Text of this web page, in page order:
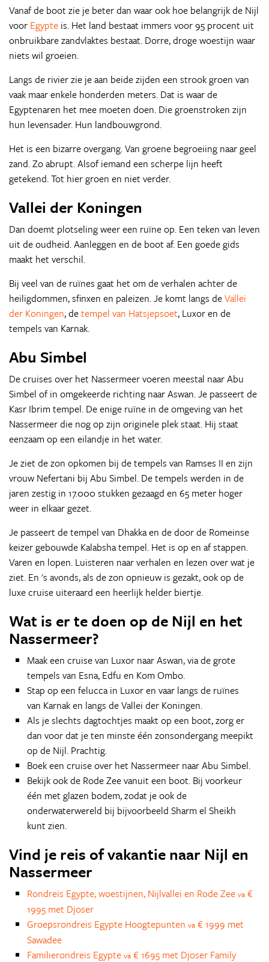
Vanaf de boot zie je beter dan waar ook hoe belangrijk de Nijl
voor Egypte is. Het land bestaat immers voor 95 procent uit
onbruikbare zandvlaktes bestaat. Dorre, droge woestijn waar
niets wil groeien.
Langs de rivier zie je aan beide zijden een strook groen van
vaak maar enkele honderden meters. Dat is waar de
Egyptenaren het mee moeten doen. Die groenstroken zijn
hun levensader. Hun landbouwgrond.
Het is een bizarre overgang. Van groene begroeiing naar geel
zand. Zo abrupt. Alsof iemand een scherpe lijn heeft
getekend. Tot hier groen en niet verder.
Vallei der Koningen
Dan doemt plotseling weer een ruïne op. Een teken van leven
uit de oudheid. Aanleggen en de boot af. Een goede gids
maakt het verschil.
Bij veel van de ruïnes gaat het om de verhalen achter de
heiligdommen, sfinxen en paleizen. Je komt langs deVallei
der Koningen, detempel van Hatsjepsoet, Luxor en de
tempels van Karnak.
Abu Simbel
De cruises over het Nassermeer voeren meestal naar Abu
Simbel of in omgekeerde richting naar Aswan. Je passeert de
Kasr Ibrim tempel. De enige ruïne in de omgeving van het
Nassermeer die nog op zijn originele plek staat. Hij staat
eenzaam op een eilandje in het water.
Je ziet de zon opkomen bij de tempels van Ramses II en zijn
vrouw Nefertani bij Abu Simbel. De tempels werden in de
jaren zestig in 17.000 stukken gezaagd en 65 meter hoger
weer in elkaar gezet.
Je passeert de tempel van Dhakka en de door de Romeinse
keizer gebouwde Kalabsha tempel. Het is op en af stappen.
Varen en lopen. Luisteren naar verhalen en lezen over wat je
ziet. En 's avonds, als de zon opnieuw is gezakt, ook op de
luxe cruise uiteraard een heerlijk helder biertje.
Wat is er te doen op de Nijl en het
Nassermeer?
Maak een cruise van Luxor naar Aswan, via de grote
tempels van Esna, Edfu en Kom Ombo.
Stap op een felucca in Luxor en vaar langs de ruïnes
van Karnak en langs de Vallei der Koningen.
Als je slechts dagtochtjes maakt op een boot, zorg er
dan voor dat je ten minste één zonsondergang meepikt
op de Nijl. Prachtig.
Boek een cruise over het Nassermeer naar Abu Simbel.
Bekijk ook de Rode Zee vanuit een boot. Bij voorkeur
één met glazen bodem, zodat je ook de
onderwaterwereld bij bijvoorbeeld Sharm el Sheikh
kunt zien.
Vind je reis of vakantie naar Nijl en
Nassermeer
Rondreis Egypte, woestijnen, Nijlvallei en Rode Zee va €
1995 met Djoser
Groepsrondreis Egypte Hoogtepunten va € 1999 met
Sawadee
Familierondreis Egypte va € 1695 met Djoser Family